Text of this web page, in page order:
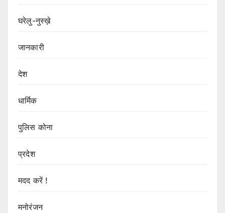
घरेलु-नुस्ख़े
जानकारी
देश
धार्मिक
पुलिस कोना
प्रदेश
मदद करें !
मनोरंजन